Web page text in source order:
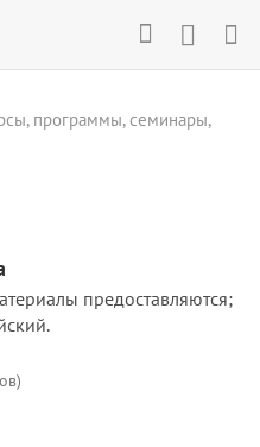
программы, семинары,
предоставляются;